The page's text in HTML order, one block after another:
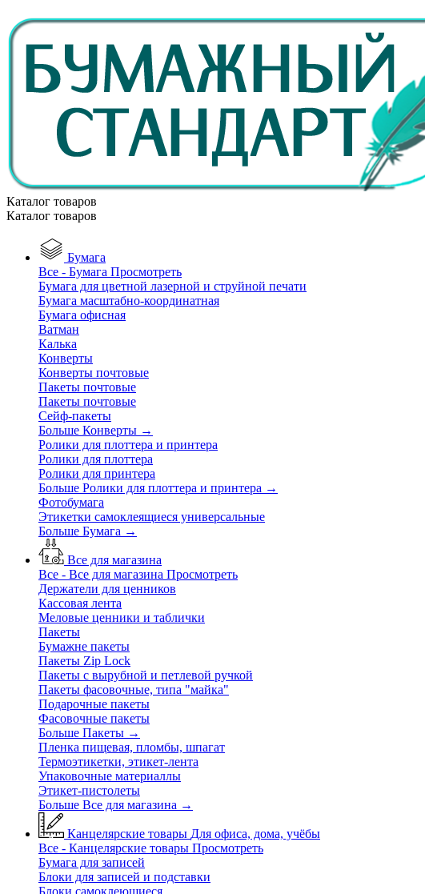
Каталог товаров
Каталог товаров
Бумага
Все - Бумага Просмотреть
Бумага для цветной лазерной и струйной печати
Бумага масштабно-координатная
Бумага офисная
Ватман
Калька
Конверты
Конверты почтовые
Пакеты почтовые
Пакеты почтовые
Сейф-пакеты
Больше Конверты →
Ролики для плоттера и принтера
Ролики для плоттера
Ролики для принтера
Больше Ролики для плоттера и принтера →
Фотобумага
Этикетки самоклеящиеся универсальные
Больше Бумага →
Все для магазина
Все - Все для магазина Просмотреть
Держатели для ценников
Кассовая лента
Меловые ценники и таблички
Пакеты
Бумажне пакеты
Пакеты Zip Lock
Пакеты с вырубной и петлевой ручкой
Пакеты фасовочные, типа "майка"
Подарочные пакеты
Фасовочные пакеты
Больше Пакеты →
Пленка пищевая, пломбы, шпагат
Термоэтикетки, этикет-лента
Упаковочные материаллы
Этикет-пистолеты
Больше Все для магазина →
Канцелярские товары Для офиса, дома, учёбы
Все - Канцелярские товары Просмотреть
Бумага для записей
Блоки для записей и подставки
Блоки самоклеющиеся